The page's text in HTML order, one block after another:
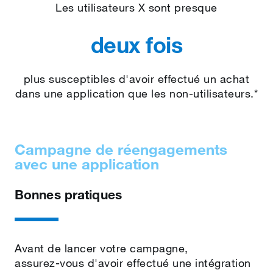
Les utilisateurs X sont presque
deux fois
plus susceptibles d'avoir effectué un achat
dans une application que les non‑utilisateurs.*
Campagne de réengagements
avec une application
Bonnes pratiques
Avant de lancer votre campagne,
assurez‑vous d'avoir effectué une intégration